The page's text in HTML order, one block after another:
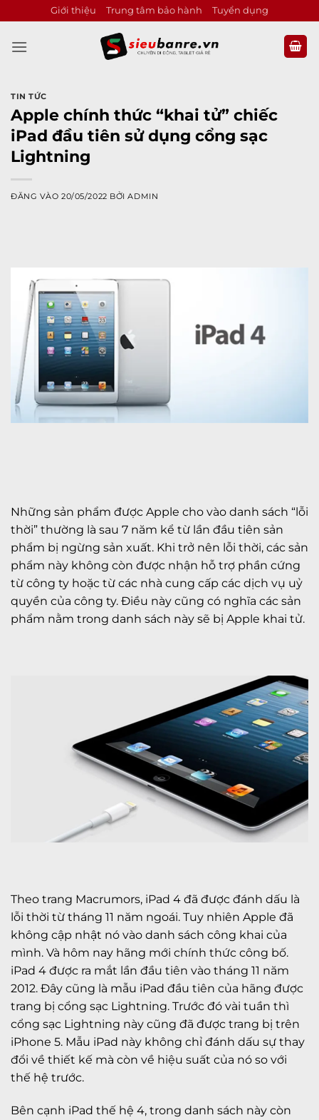
qua
nội
Giới thiệu Trung tâm bảo hành Tuyển dụng
TIN TỨC
Apple chính thức “khai tử” chiếc
iPad đầu tiên sử dụng cổng sạc
Lightning
ĐĂNG VÀO20/05/2022 BỞIADMIN
Những sản phẩm được Apple cho vào danh sách “lỗi
thời” thường là sau 7 năm kể từ lần đầu tiên sản
phẩm bị ngừng sản xuất. Khi trở nên lỗi thời, các sản
phẩm này không còn được nhận hỗ trợ phần cứng
từ công ty hoặc từ các nhà cung cấp các dịch vụ uỷ
quyền của công ty. Điều này cũng có nghĩa các sản
phẩm nằm trong danh sách này sẽ bị Apple khai tử.
Theo trang Macrumors, iPad 4 đã được đánh dấu là
lỗi thời từ tháng 11 năm ngoái. Tuy nhiên Apple đã
không cập nhật nó vào danh sách công khai của
mình. Và hôm nay hãng mới chính thức công bố.
iPad 4 được ra mắt lần đầu tiên vào tháng 11 năm
2012. Đây cũng là mẫu iPad đầu tiên của hãng được
trang bị cổng sạc Lightning. Trước đó vài tuần thì
cổng sạc Lightning này cũng đã được trang bị trên
iPhone 5. Mẫu iPad này không chỉ đánh dấu sự thay
đổi về thiết kế mà còn về hiệu suất của nó so với
thế hệ trước.
Bên cạnh iPad thế hệ 4, trong danh sách này còn